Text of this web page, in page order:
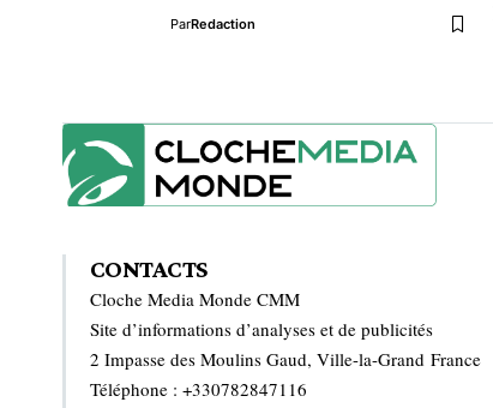
ParRedaction
CONTACTS
Cloche Media Monde CMM
Site d’informations d’analyses et de publicités
2 Impasse des Moulins Gaud, Ville-la-Grand France
Téléphone : +330782847116